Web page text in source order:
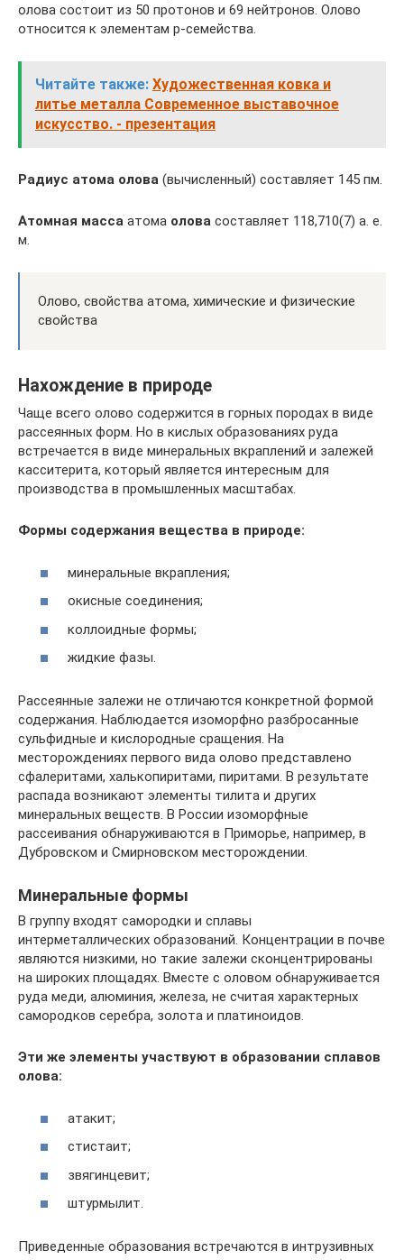
олова состоит из 50 протонов и 69 нейтронов. Олово
относится к элементам p-семейства.
Читайте также: Художественная ковка и
литье металла Современное выставочное
искусство. - презентация
Радиус атома олова (вычисленный) составляет 145 пм.
Атомная масса атома олова составляет 118,710(7) а. е.
м.
Олово, свойства атома, химические и физические
свойства
Нахождение в природе
Чаще всего олово содержится в горных породах в виде
рассеянных форм. Но в кислых образованиях руда
встречается в виде минеральных вкраплений и залежей
касситерита, который является интересным для
производства в промышленных масштабах.
Формы содержания вещества в природе:
минеральные вкрапления;
окисные соединения;
коллоидные формы;
жидкие фазы.
Рассеянные залежи не отличаются конкретной формой
содержания. Наблюдается изоморфно разбросанные
сульфидные и кислородные сращения. На
месторождениях первого вида олово представлено
сфалеритами, халькопиритами, пиритами. В результате
распада возникают элементы тилита и других
минеральных веществ. В России изоморфные
рассеивания обнаруживаются в Приморье, например, в
Дубровском и Смирновском месторождении.
Минеральные формы
В группу входят самородки и сплавы
интерметаллических образований. Концентрации в почве
являются низкими, но такие залежи сконцентрированы
на широких площадях. Вместе с оловом обнаруживается
руда меди, алюминия, железа, не считая характерных
самородков серебра, золота и платиноидов.
Эти же элементы участвуют в образовании сплавов
олова:
атакит;
стистаит;
звягинцевит;
штурмылит.
Приведенные образования встречаются в интрузивных